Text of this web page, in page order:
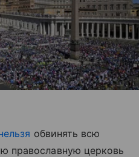
обвинять всю
православную церковь